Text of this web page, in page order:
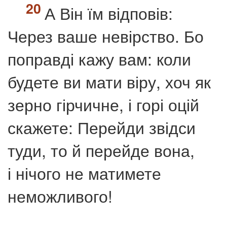
А Він їм відповів:
Через ваше невірство. Бо
поправді кажу вам: коли
будете ви мати віру, хоч як
зерно гірчичне, і горі оцій
скажете: Перейди звідси
туди, то й перейде вона,
і нічого не матимете
неможливого!